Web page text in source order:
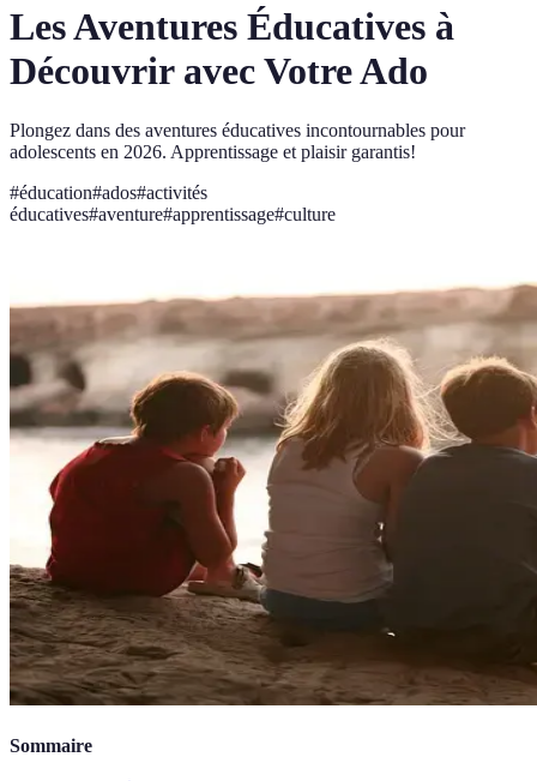
Les Aventures Éducatives à
Découvrir avec Votre Ado
Plongez dans des aventures éducatives incontournables pour
adolescents en 2026. Apprentissage et plaisir garantis!
#éducation#ados#activités
éducatives#aventure#apprentissage#culture
Sommaire